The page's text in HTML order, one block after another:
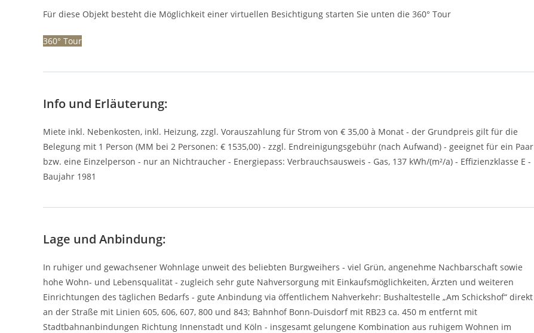
Für diese Objekt besteht die Möglichkeit einer virtuellen Besichtigung starten Sie unten die 360° Tour
360° Tour
Info und Erläuterung:
Miete inkl. Nebenkosten, inkl. Heizung, zzgl. Vorauszahlung für Strom von € 35,00 à Monat - der Grundpreis gilt für die
Belegung mit 1 Person (MM bei 2 Personen: € 1535,00) - zzgl. Endreinigungsgebühr (nach Aufwand) - geeignet für ein Paar
bzw. eine Einzelperson - nur an Nichtraucher - Energiepass: Verbrauchsausweis - Gas, 137 kWh/(m²/a) - Effizienzklasse E -
Baujahr 1981
Lage und Anbindung:
In ruhiger und gewachsener Wohnlage unweit des beliebten Burgweihers - viel Grün, angenehme Nachbarschaft sowie
hohe Wohn- und Lebensqualität - zugleich sehr gute Nahversorgung mit Einkaufsmöglichkeiten, Ärzten und weiteren
Einrichtungen des täglichen Bedarfs - gute Anbindung via öffentlichem Nahverkehr: Bushaltestelle „Am Schickshof“ direkt
an der Straße mit Linien 605, 606, 607, 800 und 843; Bahnhof Bonn-Duisdorf mit RB23 ca. 450 m entfernt mit
Stadtbahnanbindungen Richtung Innenstadt und Köln - insgesamt gelungene Kombination aus ruhigem Wohnen im